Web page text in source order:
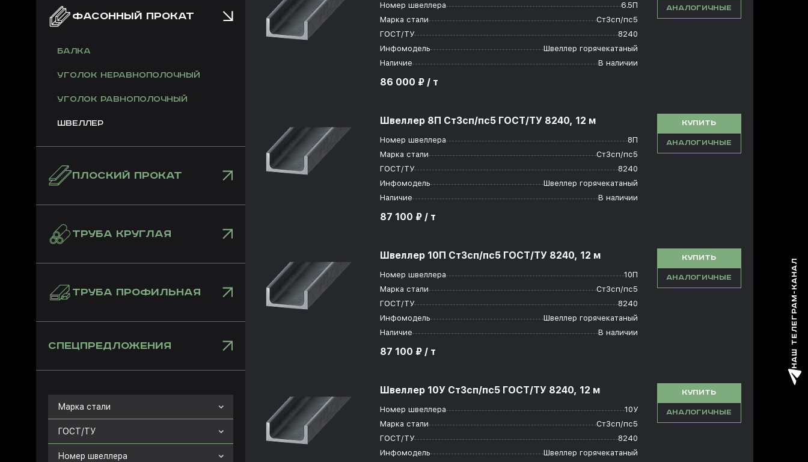
НАШ ТЕЛЕГРАМ-КАНАЛ
ФАСОННЫЙ ПРОКАТ
Балка
Уголок неравнополочный
Уголок равнополочный
Швеллер
ПЛОСКИЙ ПРОКАТ
ТРУБА КРУГЛАЯ
ТРУБА ПРОФИЛЬНАЯ
СПЕЦПРЕДЛОЖЕНИЯ
Марка стали
ГОСТ/ТУ
Номер швеллера
Номер швеллера
6.5П
Марка стали
Ст3сп/пс5
ГОСТ/ТУ
8240
Инфомодель
Швеллер горячекатаный
Наличие
В наличии
86 000 ₽ / т
АНАЛОГИЧНЫЕ
Швеллер 8П Ст3сп/пс5 ГОСТ/ТУ 8240, 12 м
Номер швеллера
8П
Марка стали
Ст3сп/пс5
ГОСТ/ТУ
8240
Инфомодель
Швеллер горячекатаный
Наличие
В наличии
87 100 ₽ / т
КУПИТЬ
АНАЛОГИЧНЫЕ
Швеллер 10П Ст3сп/пс5 ГОСТ/ТУ 8240, 12 м
Номер швеллера
10П
Марка стали
Ст3сп/пс5
ГОСТ/ТУ
8240
Инфомодель
Швеллер горячекатаный
Наличие
В наличии
87 100 ₽ / т
КУПИТЬ
АНАЛОГИЧНЫЕ
Швеллер 10У Ст3сп/пс5 ГОСТ/ТУ 8240, 12 м
Номер швеллера
10У
Марка стали
Ст3сп/пс5
ГОСТ/ТУ
8240
Инфомодель
Швеллер горячекатаный
КУПИТЬ
АНАЛОГИЧНЫЕ